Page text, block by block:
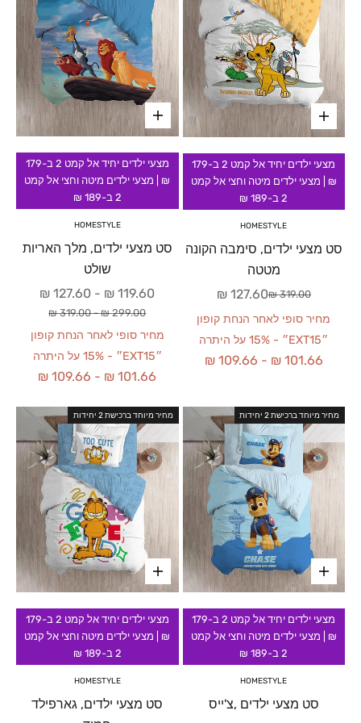
מצעי ילדים יחיד אל קמט 2 ב-179
₪ | מצעי ילדים מיטה וחצי אל קמט
2 ב-189 ₪
HOMESTYLE
סט מצעי ילדים, סימבה הקונה
מטטה
מחיר מבצע
127.60 ₪מחיר רגיל
319.00 ₪
מחיר סופי לאחר הנחת קופון
״EXT15״ - 15% על היתרה
101.66 ₪
-
109.66 ₪
מצעי ילדים יחיד אל קמט 2 ב-179
₪ | מצעי ילדים מיטה וחצי אל קמט
2 ב-189 ₪
HOMESTYLE
סט מצעי ילדים, מלך האריות
שולט
מחיר מבצע
119.60 ₪
-
127.60 ₪
מחיר רגיל
299.00 ₪
-
319.00 ₪
מחיר סופי לאחר הנחת קופון
״EXT15״ - 15% על היתרה
101.66 ₪
-
109.66 ₪
מחיר מיוחד ברכישת 2 יחידות
מצעי ילדים יחיד אל קמט 2 ב-179
₪ | מצעי ילדים מיטה וחצי אל קמט
2 ב-189 ₪
HOMESTYLE
סט מצעי ילדים ,צ'ייס
מחיר מיוחד ברכישת 2 יחידות
מצעי ילדים יחיד אל קמט 2 ב-179
₪ | מצעי ילדים מיטה וחצי אל קמט
2 ב-189 ₪
HOMESTYLE
סט מצעי ילדים, גארפילד